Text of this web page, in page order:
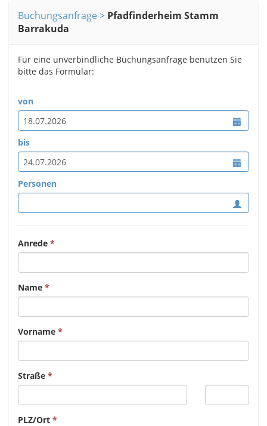
Buchungsanfrage
Pfadfinderheim Stamm
Barrakuda
Für eine unverbindliche Buchungsanfrage benutzen Sie
bitte das Formular:
von
bis
Personen
Anrede
Name
Vorname
Straße
PLZ/Ort